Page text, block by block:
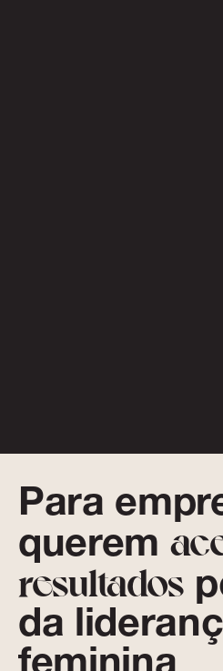
Para
querem
resultados
da
feminina